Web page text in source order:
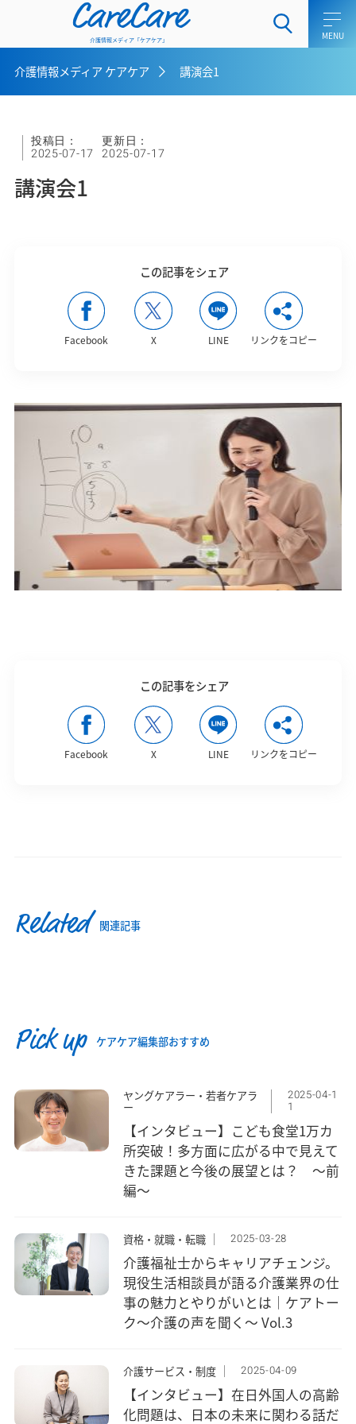
CareCare
介護情報メディア「ケアケア」
ホーム
介護士向けコラム
一般介護向けコラム
介護メディア ケアケアとは
お問い合わせ
介護情報メディア ケアケア 講演会1
投稿日：
2025-07-17
更新日：
2025-07-17
講演会1
この記事をシェア
Facebook X LINE リンクをコピー
この記事をシェア
Facebook X LINE リンクをコピー
Related 関連記事
Pick up ケアケア編集部おすすめ
ヤングケアラー・若者ケアラ
ー
2025-04-1
1
【インタビュー】こども食堂1万カ
所突破！多方面に広がる中で見えて
きた課題と今後の展望とは？ ～前
編～
資格・就職・転職 2025-03-28
介護福祉士からキャリアチェンジ。
現役生活相談員が語る介護業界の仕
事の魅力とやりがいとは｜ケアトー
ク〜介護の声を聞く〜 Vol.3
介護サービス・制度 2025-04-09
【インタビュー】在日外国人の高齢
化問題は、日本の未来に関わる話だ